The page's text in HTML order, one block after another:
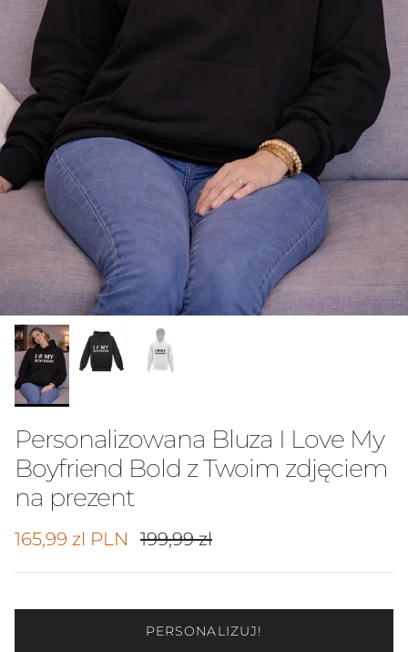
Personalizowana Bluza I Love My
Boyfriend Bold z Twoim zdjęciem
na prezent
Cena promocyjna
165,99 zl PLN Cena regularna
199,99 zl
PERSONALIZUJ!